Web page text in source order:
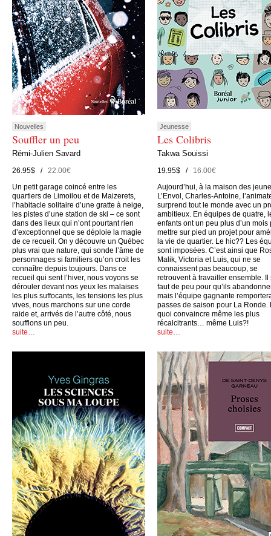
Nouvelles
Souffler un peu
Rémi-Julien Savard
26.95$ /22.00€
Un petit garage coincé entre les
quartiers de Limoilou et de Maizerets,
l’habitacle solitaire d’une gratte à neige,
les pistes d’une station de ski – ce sont
dans des lieux qui n’ont pourtant rien
d’exceptionnel que se déploie la magie
de ce recueil. On y découvre un Québec
plus vrai que nature, qui sonde l’âme de
personnages si familiers qu’on croit les
connaître depuis toujours. Dans ce
recueil qui sent l’hiver, nous voyons se
dérouler devant nos yeux les malaises
les plus suffocants, les tensions les plus
vives, nous marchons sur une corde
raide et, arrivés de l’autre côté, nous
soufflons un peu.
suite…
Jeunesse
Les Colibris
Takwa Souissi
19.95$ /16.00€
Aujourd’hui, à la maison des
L’Envol, Charles-Antoine,
surprend tout le monde avec un
ambitieux. En équipes de quatre,
enfants ont un peu plus d’un mois
mettre sur pied un projet pour
la vie de quartier. Le hic?? Les
sont imposées. C’est ainsi que
Malik, Victoria et Luis, qui ne se
connaissent pas beaucoup, se
retrouvent à travailler ensemble. Il
faut de peu pour qu’ils
mais l’équipe gagnante
passes de saison pour La Ronde.
quoi convaincre même les plus
récalcitrants… même Luis?!
suite…